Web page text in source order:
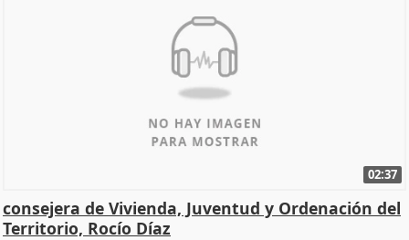
02:37
consejera de Vivienda, Juventud y Ordenación del
Territorio, Rocío Díaz